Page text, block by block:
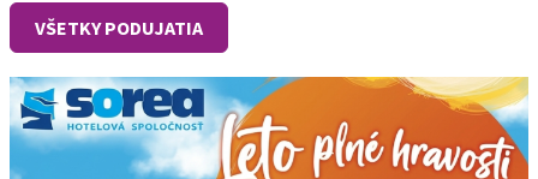
VŠETKY PODUJATIA